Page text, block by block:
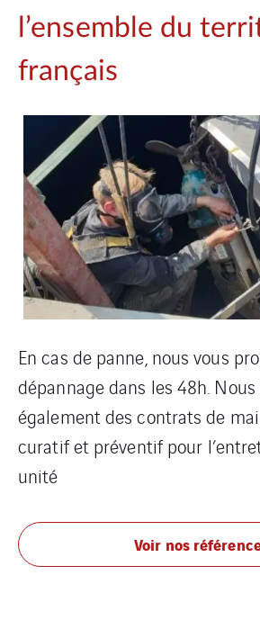
l’ensemble du
français
En cas de panne, nous vous
dépannage dans les 48h.
également des contrats de
curatif et préventif pour
unité
Voir nos